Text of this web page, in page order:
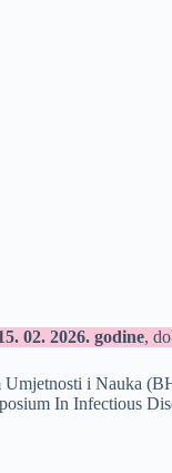
02. 2026. godine,
i Nauka
In Infectious